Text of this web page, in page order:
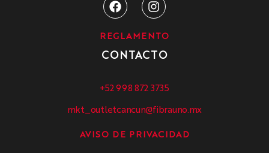
REGLAMENTO
CONTACTO
+52 998 872 3735
mkt_outletcancun@fibrauno.mx
AVISO DE PRIVACIDAD